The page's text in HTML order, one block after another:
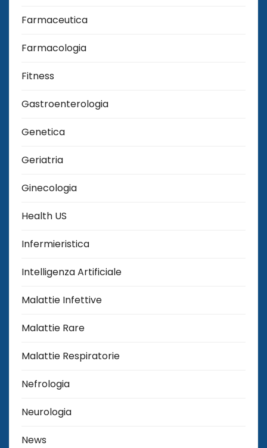
Farmaceutica
Farmacologia
Fitness
Gastroenterologia
Genetica
Geriatria
Ginecologia
Health US
Infermieristica
Intelligenza Artificiale
Malattie Infettive
Malattie Rare
Malattie Respiratorie
Nefrologia
Neurologia
News